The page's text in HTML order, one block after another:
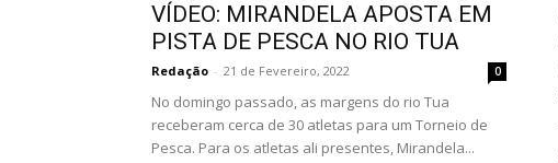
VÍDEO: MIRANDELA APOSTA EM
PISTA DE PESCA NO RIO TUA
Redação - 21 de Fevereiro, 2022 0
No domingo passado, as margens do rio Tua
receberam cerca de 30 atletas para um Torneio de
Pesca. Para os atletas ali presentes, Mirandela...